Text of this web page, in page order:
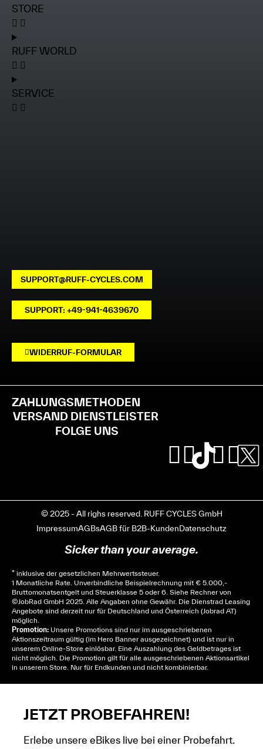
STORE
RUFF WORLD
SERVICE
SUPPORT@RUFF-CYCLES.COM
SUPPORT: +49-941-4639670
WIDERRUF-FORMULAR
ZAHLUNGSMETHODEN
VERSAND DIENSTLEISTER
FOLGE UNS
© 2025 - All righs reserved. RUFF CYCLES GmbH
ImpressumAGBsAGB für B2B-KundenDatenschutz
Sicker than your average.
* inklusive der gesetzlichen Mehrwertssteuer.
1 Monatliche Rate. Unverbindliche Beispielrechnung mit € 5.000,-
Bruttomonatsentgelt und Steuerklasse 5 oder 6. Siehe Rechner von
© JobRad GmbH 2025. Alle Angaben ohne Gewähr. Die Dienstrad Leasing
Angebote sind derzeit nur für Deutschland und Österreich (Jobrad AT)
möglich.
Promotion: Unsere Promotions sind nur im ausgeschriebenen
Aktionszeitraum gültig (im Hero Banner ausgezeichnet) und ist nur in
unserem Online-Store einlösbar. Eine Auszahlung des Geldbetrages ist
nicht möglich. Die Promotion gilt für alle ausgeschriebenen Aktionsartikel
in unserem Store. Nur für Endkunden und nicht kombinierbar.
JETZT PROBEFAHREN!
Erlebe unsere eBikes live bei einer Probefahrt.